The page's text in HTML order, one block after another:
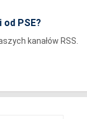
PSE?
kanałów RSS.